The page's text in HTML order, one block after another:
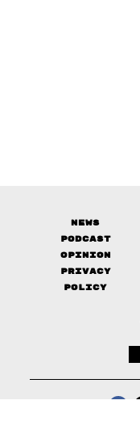
News
Podcast
Opinion
Privacy
Policy